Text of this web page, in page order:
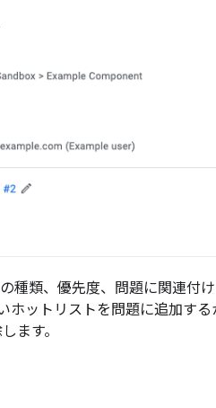
種類、優先度、問題に関連付
ホットリストを問題に追加す
ます。